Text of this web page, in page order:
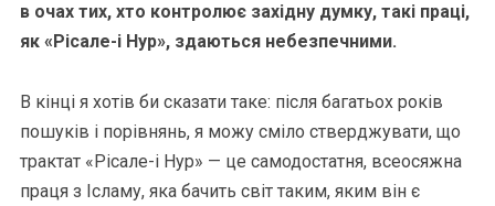
в очах тих, хто контролює західну думку, такі праці,
як «Рісале-і Нур», здаються небезпечними.
В кінці я хотів би сказати таке: після багатьох років
пошуків і порівнянь, я можу сміло стверджувати, що
трактат «Рісале-і Нур» — це самодостатня, всеосяжна
праця з Ісламу, яка бачить світ таким, яким він є